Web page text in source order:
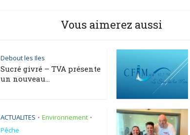
Vous aimerez aussi
Debout les Iles
Sucré givré – TVA présente
un nouveau...
ACTUALITES • Environnement •
Pêche